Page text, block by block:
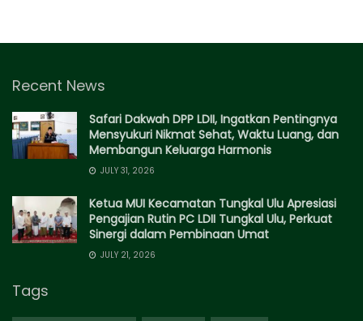
Recent News
Safari Dakwah DPP LDII, Ingatkan Pentingnya
Mensyukuri Nikmat Sehat, Waktu Luang, dan
Membangun Keluarga Harmonis
JULY 31, 2026
Ketua MUI Kecamatan Tungkal Ulu Apresiasi
Pengajian Rutin PC LDII Tungkal Ulu, Perkuat
Sinergi dalam Pembinaan Umat
JULY 21, 2026
Tags